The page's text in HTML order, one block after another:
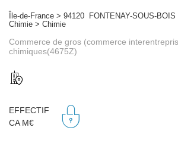
Île-de-France > 94120 FONTENAY-SOUS-BOIS
Chimie > Chimie
Commerce de gros (commerce
chimiques(4675Z)
EFFECTIF
CA M€